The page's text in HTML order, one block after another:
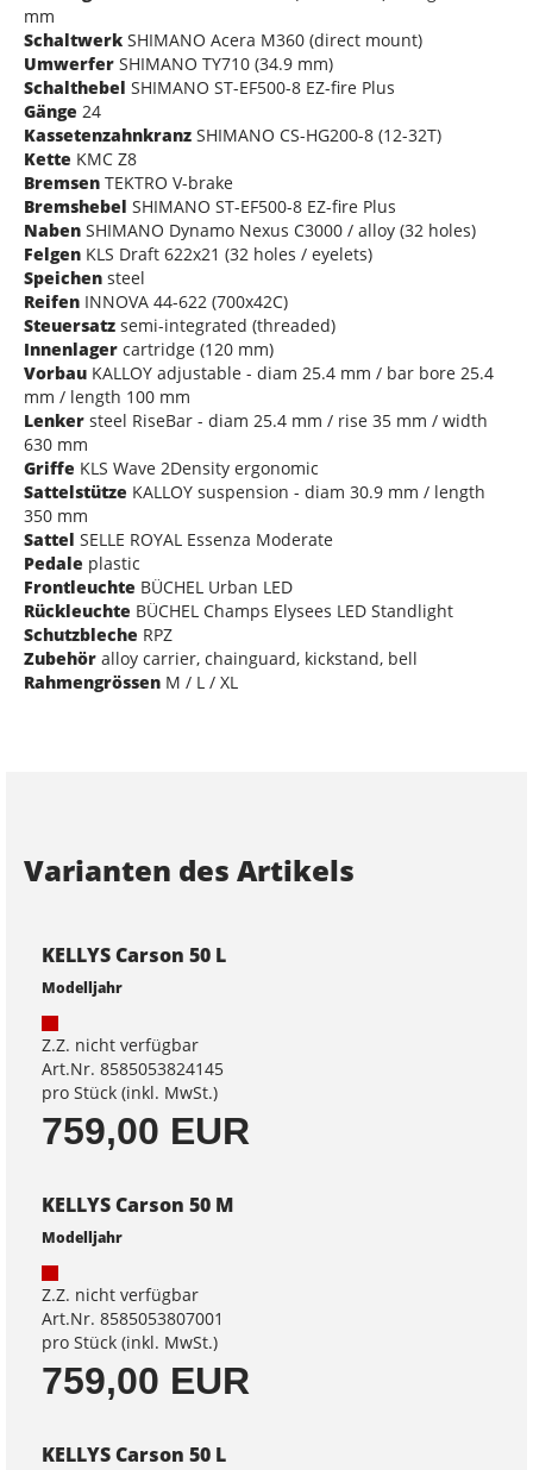
mm
Schaltwerk SHIMANO Acera M360 (direct mount)
Umwerfer SHIMANO TY710 (34.9 mm)
Schalthebel SHIMANO ST-EF500-8 EZ-fire Plus
Gänge 24
Kassetenzahnkranz SHIMANO CS-HG200-8 (12-32T)
Kette KMC Z8
Bremsen TEKTRO V-brake
Bremshebel SHIMANO ST-EF500-8 EZ-fire Plus
Naben SHIMANO Dynamo Nexus C3000 / alloy (32 holes)
Felgen KLS Draft 622x21 (32 holes / eyelets)
Speichen steel
Reifen INNOVA 44-622 (700x42C)
Steuersatz semi-integrated (threaded)
Innenlager cartridge (120 mm)
Vorbau KALLOY adjustable - diam 25.4 mm / bar bore 25.4
mm / length 100 mm
Lenker steel RiseBar - diam 25.4 mm / rise 35 mm / width
630 mm
Griffe KLS Wave 2Density ergonomic
Sattelstütze KALLOY suspension - diam 30.9 mm / length
350 mm
Sattel SELLE ROYAL Essenza Moderate
Pedale plastic
Frontleuchte BÜCHEL Urban LED
Rückleuchte BÜCHEL Champs Elysees LED Standlight
Schutzbleche RPZ
Zubehör alloy carrier, chainguard, kickstand, bell
Rahmengrössen M / L / XL
Varianten des Artikels
KELLYS Carson 50 L
Modelljahr
Z.Z. nicht verfügbar
Art.Nr. 8585053824145
pro Stück (inkl. MwSt.)
759,00 EUR
KELLYS Carson 50 M
Modelljahr
Z.Z. nicht verfügbar
Art.Nr. 8585053807001
pro Stück (inkl. MwSt.)
759,00 EUR
KELLYS Carson 50 L